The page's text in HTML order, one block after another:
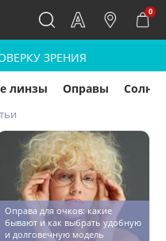
0
ЗРЕНИЯ
линзы Оправы
Оправа для очков: какие
бывают и как выбрать удобную
и долговечную модель